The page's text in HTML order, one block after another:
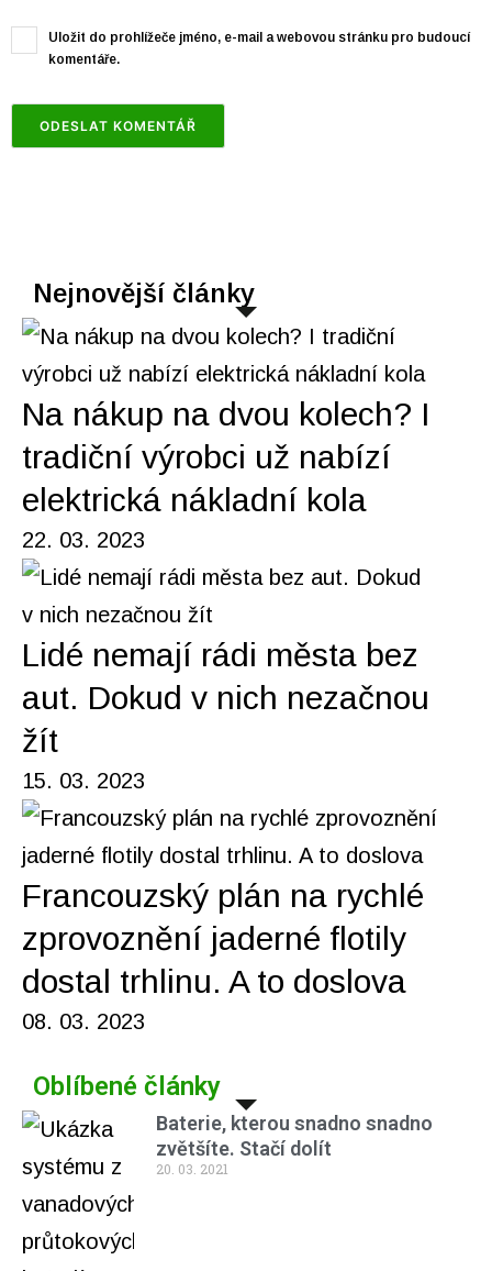
Uložit do prohlížeče jméno, e-mail a webovou stránku pro budoucí
komentáře.
Nejnovější články
Na nákup na dvou kolech? I
tradiční výrobci už nabízí
elektrická nákladní kola
22. 03. 2023
Lidé nemají rádi města bez
aut. Dokud v nich nezačnou
žít
15. 03. 2023
Francouzský plán na rychlé
zprovoznění jaderné flotily
dostal trhlinu. A to doslova
08. 03. 2023
Oblíbené články
Baterie, kterou snadno snadno
zvětšíte. Stačí dolít
20. 03. 2021